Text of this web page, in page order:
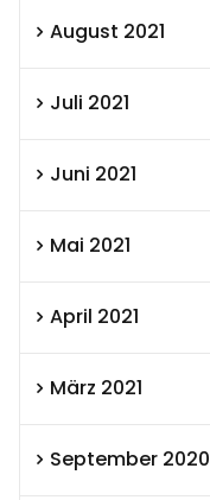
August 2021
Juli 2021
Juni 2021
Mai 2021
April 2021
März 2021
September 2020